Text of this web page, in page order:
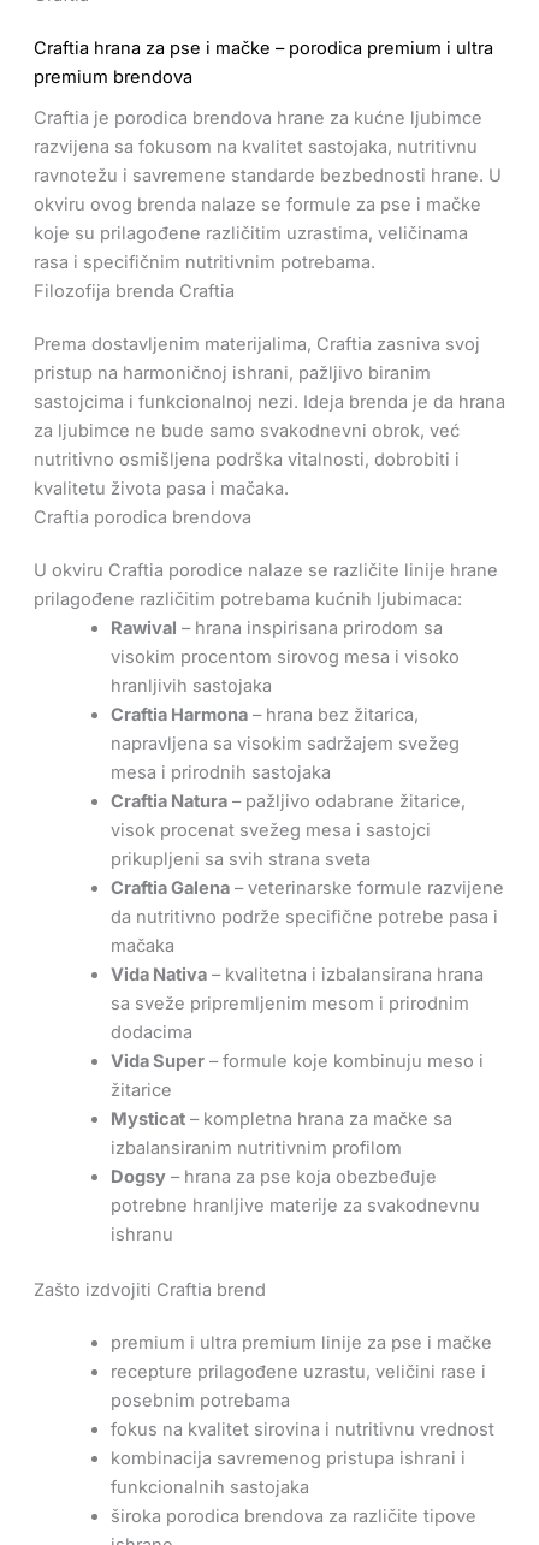
Craftia hrana za pse i mačke – porodica premium i ultra
premium brendova
Craftia je porodica brendova hrane za kućne ljubimce
razvijena sa fokusom na kvalitet sastojaka, nutritivnu
ravnotežu i savremene standarde bezbednosti hrane. U
okviru ovog brenda nalaze se formule za pse i mačke
koje su prilagođene različitim uzrastima, veličinama
rasa i specifičnim nutritivnim potrebama.
Filozofija brenda Craftia
Prema dostavljenim materijalima, Craftia zasniva svoj
pristup na harmoničnoj ishrani, pažljivo biranim
sastojcima i funkcionalnoj nezi. Ideja brenda je da hrana
za ljubimce ne bude samo svakodnevni obrok, već
nutritivno osmišljena podrška vitalnosti, dobrobiti i
kvalitetu života pasa i mačaka.
Craftia porodica brendova
U okviru Craftia porodice nalaze se različite linije hrane
prilagođene različitim potrebama kućnih ljubimaca:
Rawival – hrana inspirisana prirodom sa
visokim procentom sirovog mesa i visoko
hranljivih sastojaka
Craftia Harmona– hrana bez žitarica,
napravljena sa visokim sadržajem svežeg
mesa i prirodnih sastojaka
Craftia Natura– pažljivo odabrane žitarice,
visok procenat svežeg mesa i sastojci
prikupljeni sa svih strana sveta
Craftia Galena– veterinarske formule razvijene
da nutritivno podrže specifične potrebe pasa i
mačaka
Vida Nativa– kvalitetna i izbalansirana hrana
sa sveže pripremljenim mesom i prirodnim
dodacima
Vida Super– formule koje kombinuju meso i
žitarice
Mysticat– kompletna hrana za mačke sa
izbalansiranim nutritivnim profilom
Dogsy– hrana za pse koja obezbeđuje
potrebne hranljive materije za svakodnevnu
ishranu
Zašto izdvojiti Craftia brend
premium i ultra premium linije za pse i mačke
recepture prilagođene uzrastu, veličini rase i
posebnim potrebama
fokus na kvalitet sirovina i nutritivnu vrednost
kombinacija savremenog pristupa ishrani i
funkcionalnih sastojaka
široka porodica brendova za različite tipove